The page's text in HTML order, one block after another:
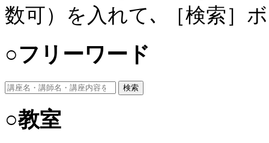
数可）を入れて､ ［検索］
○フリーワード
検索
○教室